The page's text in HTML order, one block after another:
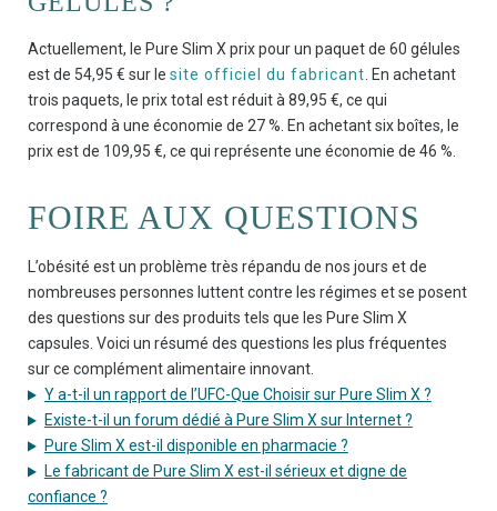
Actuellement, le Pure Slim X prix pour un paquet de 60 gélules
est de 54,95 € sur le site officiel du fabricant. En achetant
trois paquets, le prix total est réduit à 89,95 €, ce qui
correspond à une économie de 27 %. En achetant six boîtes, le
prix est de 109,95 €, ce qui représente une économie de 46 %.
FOIRE AUX QUESTIONS
L’obésité est un problème très répandu de nos jours et de
nombreuses personnes luttent contre les régimes et se posent
des questions sur des produits tels que les Pure Slim X
capsules. Voici un résumé des questions les plus fréquentes
sur ce complément alimentaire innovant.
Y a-t-il un rapport de l’UFC-Que Choisir sur Pure Slim X ?
Existe-t-il un forum dédié à Pure Slim X sur Internet ?
Pure Slim X est-il disponible en pharmacie ?
Le fabricant de Pure Slim X est-il sérieux et digne de
confiance ?